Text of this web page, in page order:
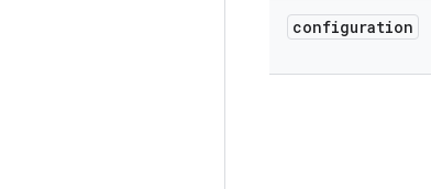
configuration